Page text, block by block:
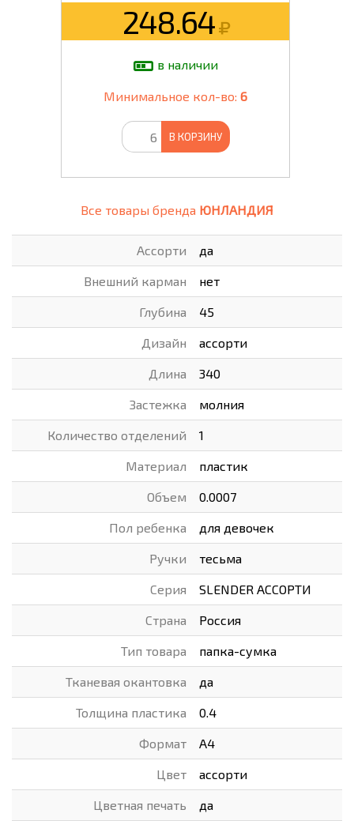
248.64
в наличии
Минимальное кол-во: 6
В КОРЗИНУ
Все товары бренда ЮНЛАНДИЯ
Ассорти да
Внешний карман нет
Глубина 45
Дизайн ассорти
Длина 340
Застежка молния
Количество отделений 1
Материал пластик
Объем 0.0007
Пол ребенка для девочек
Ручки тесьма
Серия SLENDER АССОРТИ
Страна Россия
Тип товара папка-сумка
Тканевая окантовка да
Толщина пластика 0.4
Формат А4
Цвет ассорти
Цветная печать да